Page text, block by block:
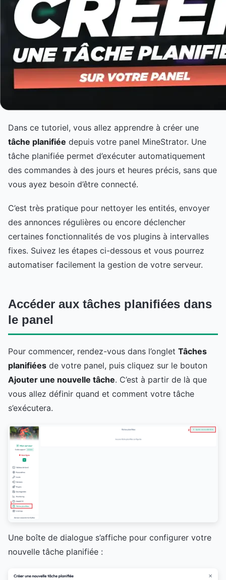
Dans ce tutoriel, vous allez apprendre à créer une
tâche planifiée depuis votre panel MineStrator. Une
tâche planifiée permet d’exécuter automatiquement
des commandes à des jours et heures précis, sans que
vous ayez besoin d’être connecté.
C’est très pratique pour nettoyer les entités, envoyer
des annonces régulières ou encore déclencher
certaines fonctionnalités de vos plugins à intervalles
fixes. Suivez les étapes ci-dessous et vous pourrez
automatiser facilement la gestion de votre serveur.
Accéder aux tâches planifiées dans
le panel
Pour commencer, rendez-vous dans l’onglet Tâches
planifiées de votre panel, puis cliquez sur le bouton
Ajouter une nouvelle tâche. C’est à partir de là que
vous allez définir quand et comment votre tâche
s’exécutera.
Une boîte de dialogue s’affiche pour configurer votre
nouvelle tâche planifiée :